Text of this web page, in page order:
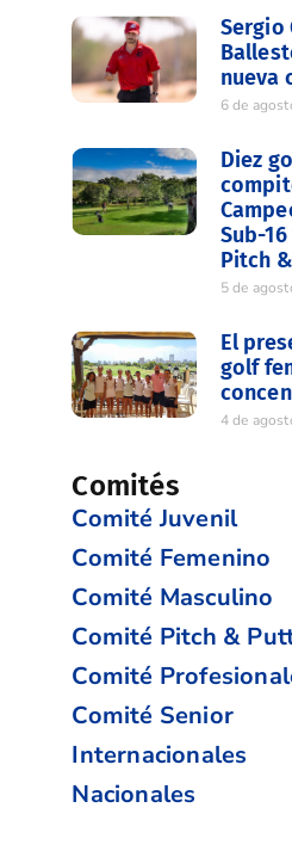
Sergio
nueva
6 de
Diez
Sub-
Pitch
5 de
El
golf
4 de
Comités
Comité Juvenil
Comité Femenino
Comité Masculino
Comité Pitch &
Comité
Comité Senior
Internacionales
Nacionales